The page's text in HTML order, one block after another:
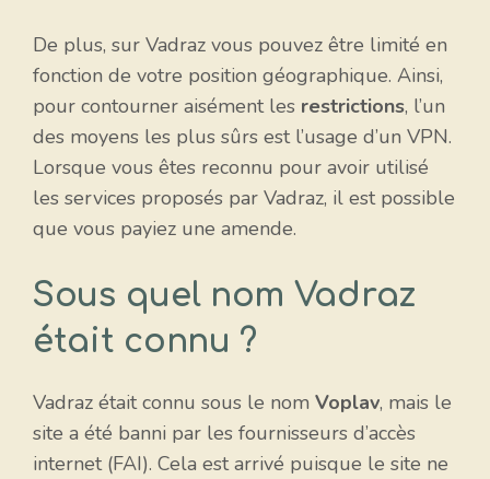
De plus, sur Vadraz vous pouvez être limité en
fonction de votre position géographique. Ainsi,
pour contourner aisément les restrictions, l’un
des moyens les plus sûrs est l’usage d’un VPN.
Lorsque vous êtes reconnu pour avoir utilisé
les services proposés par Vadraz, il est possible
que vous payiez une amende.
Sous quel nom Vadraz
était connu ?
Vadraz était connu sous le nom Voplav, mais le
site a été banni par les fournisseurs d’accès
internet (FAI). Cela est arrivé puisque le site ne